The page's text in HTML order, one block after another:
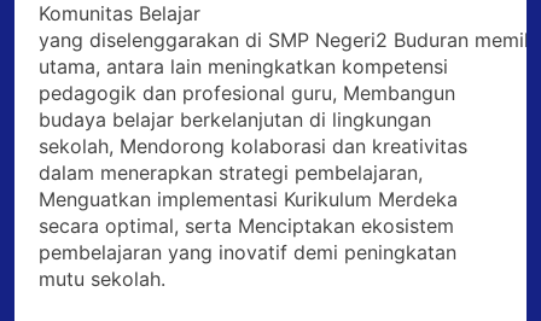
Komunitas Belajar
yang diselenggarakan di SMP Negeri2 Buduran
utama, antara lain meningkatkan kompetensi
pedagogik dan profesional guru, Membangun
budaya belajar berkelanjutan di lingkungan
sekolah, Mendorong kolaborasi dan kreativitas
dalam menerapkan strategi pembelajaran,
Menguatkan implementasi Kurikulum Merdeka
secara optimal, serta Menciptakan ekosistem
pembelajaran yang inovatif demi peningkatan
mutu sekolah.